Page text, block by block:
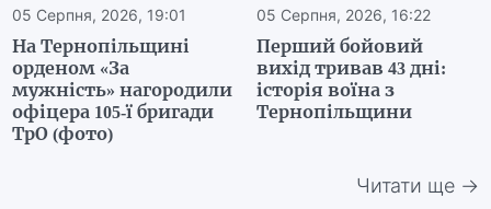
05 Серпня, 2026, 19:01
На Тернопільщині
орденом «За
мужність» нагородили
офіцера 105-ї бригади
ТрО (фото)
05 Серпня, 2026, 16:22
Перший бойовий
вихід тривав 43 дні:
історія воїна з
Тернопільщини
Читати ще →